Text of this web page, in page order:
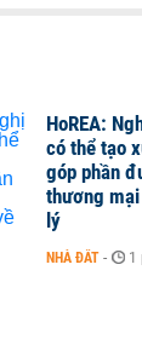
HoREA:
có thể tạo
góp phần
thương
lý
NHÀ ĐẤT - 1